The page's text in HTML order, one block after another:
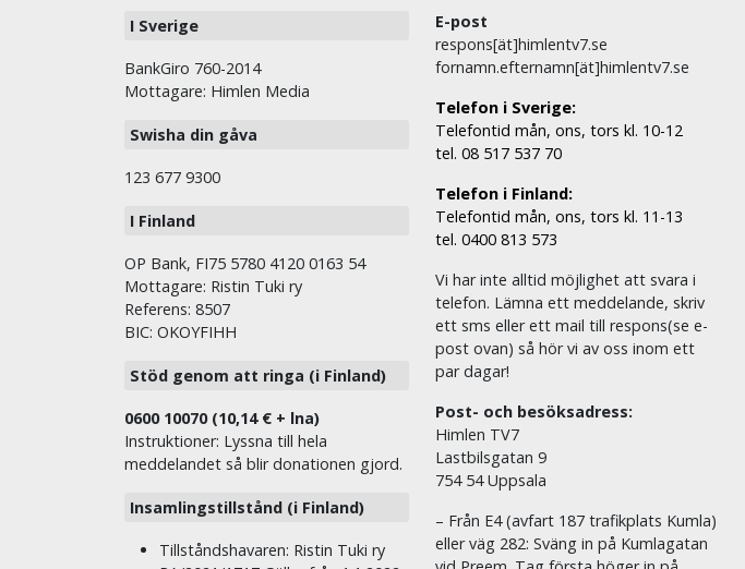
I Sverige
BankGiro 760-2014
Mottagare: Himlen Media
Swisha din gåva
123 677 9300
I Finland
OP Bank, FI75 5780 4120 0163 54
Mottagare: Ristin Tuki ry
Referens: 8507
BIC: OKOYFIHH
Stöd genom att ringa (i Finland)
0600 10070 (10,14 € + lna)
Instruktioner: Lyssna till hela
meddelandet så blir donationen gjord.
Insamlingstillstånd (i Finland)
Tillståndshavaren: Ristin Tuki ry
E-post
respons[ät]himlentv7.se
fornamn.efternamn[ät]himlentv7.se
Telefon i Sverige:
Telefontid mån, ons, tors kl. 10-12
tel. 08 517 537 70
Telefon i Finland:
Telefontid mån, ons, tors kl. 11-13
tel. 0400 813 573
Vi har inte alltid möjlighet att svara i
telefon. Lämna ett meddelande, skriv
ett sms eller ett mail till respons(se e-
post ovan) så hör vi av oss inom ett
par dagar!
Post- och besöksadress:
Himlen TV7
Lastbilsgatan 9
754 54 Uppsala
– Från E4 (avfart 187 trafikplats Kumla)
eller väg 282: Sväng in på Kumlagatan